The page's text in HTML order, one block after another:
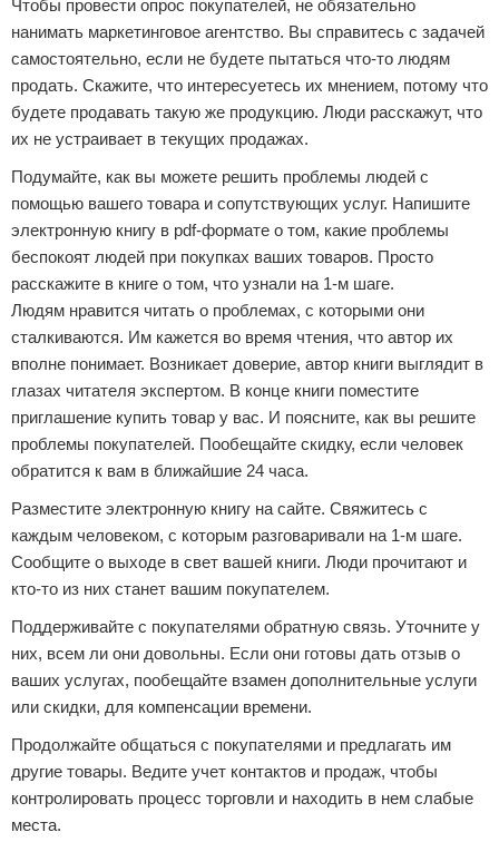
Чтобы провести опрос покупателей, не обязательно
нанимать маркетинговое агентство. Вы справитесь с задачей
самостоятельно, если не будете пытаться что-то людям
продать. Скажите, что интересуетесь их мнением, потому что
будете продавать такую же продукцию. Люди расскажут, что
их не устраивает в текущих продажах.
Подумайте, как вы можете решить проблемы людей с
помощью вашего товара и сопутствующих услуг. Напишите
электронную книгу в pdf-формате о том, какие проблемы
беспокоят людей при покупках ваших товаров. Просто
расскажите в книге о том, что узнали на 1-м шаге.
Людям нравится читать о проблемах, с которыми они
сталкиваются. Им кажется во время чтения, что автор их
вполне понимает. Возникает доверие, автор книги выглядит в
глазах читателя экспертом. В конце книги поместите
приглашение купить товар у вас. И поясните, как вы решите
проблемы покупателей. Пообещайте скидку, если человек
обратится к вам в ближайшие 24 часа.
Разместите электронную книгу на сайте. Свяжитесь с
каждым человеком, с которым разговаривали на 1-м шаге.
Сообщите о выходе в свет вашей книги. Люди прочитают и
кто-то из них станет вашим покупателем.
Поддерживайте с покупателями обратную связь. Уточните у
них, всем ли они довольны. Если они готовы дать отзыв о
ваших услугах, пообещайте взамен дополнительные услуги
или скидки, для компенсации времени.
Продолжайте общаться с покупателями и предлагать им
другие товары. Ведите учет контактов и продаж, чтобы
контролировать процесс торговли и находить в нем слабые
места.